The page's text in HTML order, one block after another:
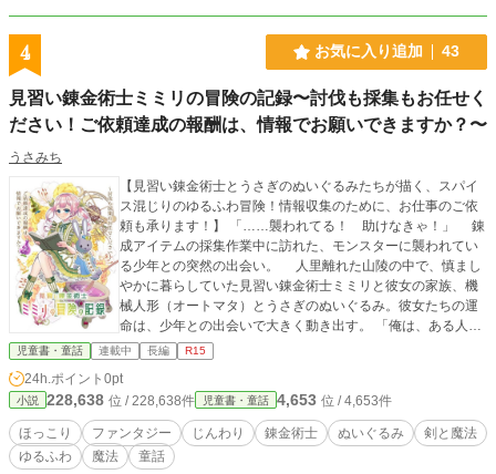
4 お気に入り追加 43
見習い錬金術士ミミリの冒険の記録〜討伐も採集もお任せく
ださい！ご依頼達成の報酬は、情報でお願いできますか？〜
うさみち
【見習い錬金術士とうさぎのぬいぐるみたちが描く、スパイ
ス混じりのゆるふわ冒険！情報収集のために、お仕事のご依
頼も承ります！】 「……襲われてる！ 助けなきゃ！」 錬
成アイテムの採集作業中に訪れた、モンスターに襲われてい
る少年との突然の出会い。 人里離れた山陵の中で、慎まし
やかに暮らしていた見習い錬金術士ミミリと彼女の家族、機
械人形（オートマタ）とうさぎのぬいぐるみ。彼女たちの運
命は、少年との出会いで大きく動き出す。 「俺は、ある人た
ちから頼まれて預かり物を渡すためにここに来たんだ」 少
年から渡された物は、いくつかの錬成アイテムと一枚の手
紙。 「……この手紙、私宛てなの？」 少年との出会いをキ
ッカケに、ミミリはある人、あるアイテムを探すために冒険
を始めることに。 ――冒険の舞台は、まだ見ぬ世界へ。
新たな地で、右も左もわからないミミリたちの人探し。その
方法は……。 「討伐、採集何でもします！ご依頼達成の報酬
児童書・童話 連載中 長編 R15
24h.ポイント 0pt
小説 228,638 位 / 228,638件 児童書・童話 4,653 位 / 4,653件
ほっこり ファンタジー じんわり 錬金術士 ぬいぐるみ
剣と魔法
ゆるふわ
魔法 童話